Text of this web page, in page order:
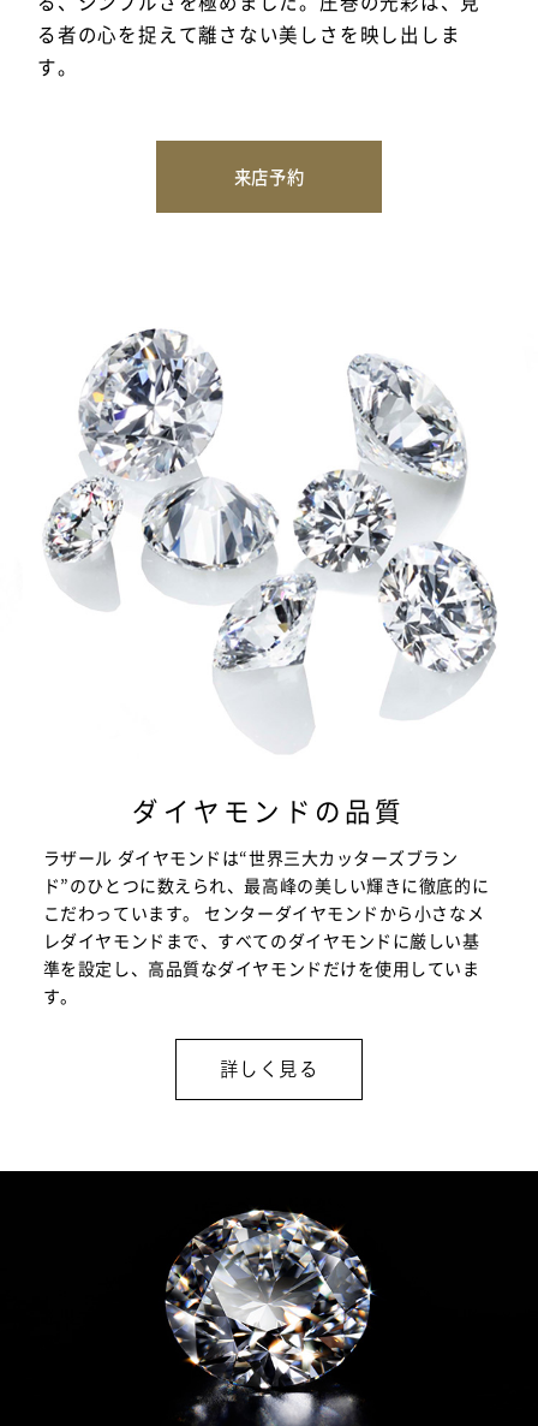
る者の心を捉えて離さない美しさを映し出しま
す。
来店予約
ダイヤモンドの品質
ラザール ダイヤモンドは“世界三大カッターズブラン
ド”のひとつに数えられ、最高峰の美しい輝きに徹底的に
こだわっています。 センターダイヤモンドから小さなメ
レダイヤモンドまで、すべてのダイヤモンドに厳しい基
準を設定し、高品質なダイヤモンドだけを使用していま
す。
詳しく見る